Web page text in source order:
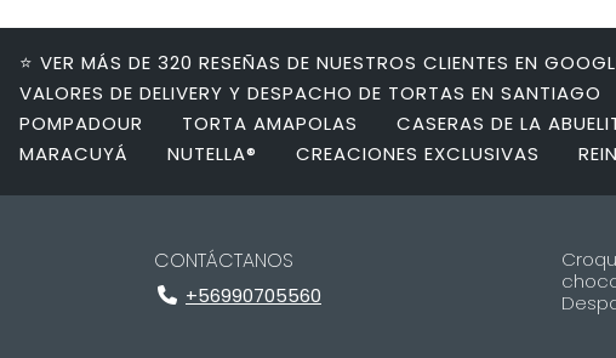
⭐ VER MÁS DE 320 RESEÑAS DE NUESTROS CLIENTES EN
VALORES DE DELIVERY Y DESPACHO DE TORTAS EN SANTIAGO
POMPADOUR
TORTA AMAPOLAS CASERAS DE LA
MARACUYÁ
NUTELLA® CREACIONES EXCLUSIVAS
CONTÁCTANOS
+56990705560